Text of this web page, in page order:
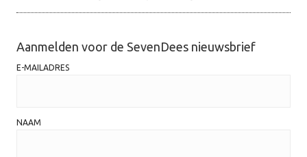
Aanmelden voor de SevenDees nieuwsbrief
E-MAILADRES
NAAM